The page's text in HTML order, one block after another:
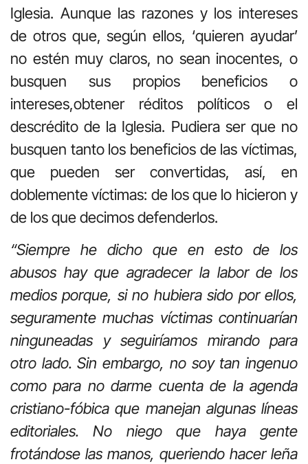
Iglesia. Aunque las razones y los intereses
de otros que, según ellos, ‘quieren ayudar’
no estén muy claros, no sean inocentes, o
busquen sus propios beneficios o
intereses,obtener réditos políticos o el
descrédito de la Iglesia. Pudiera ser que no
busquen tanto los beneficios de las víctimas,
que pueden ser convertidas, así, en
doblemente víctimas: de los que lo hicieron y
de los que decimos defenderlos.
“Siempre he dicho que en esto de los
abusos hay que agradecer la labor de los
medios porque, si no hubiera sido por ellos,
seguramente muchas víctimas continuarían
ninguneadas y seguiríamos mirando para
otro lado. Sin embargo, no soy tan ingenuo
como para no darme cuenta de la agenda
cristiano-fóbica que manejan algunas líneas
editoriales. No niego que haya gente
frotándose las manos, queriendo hacer leña